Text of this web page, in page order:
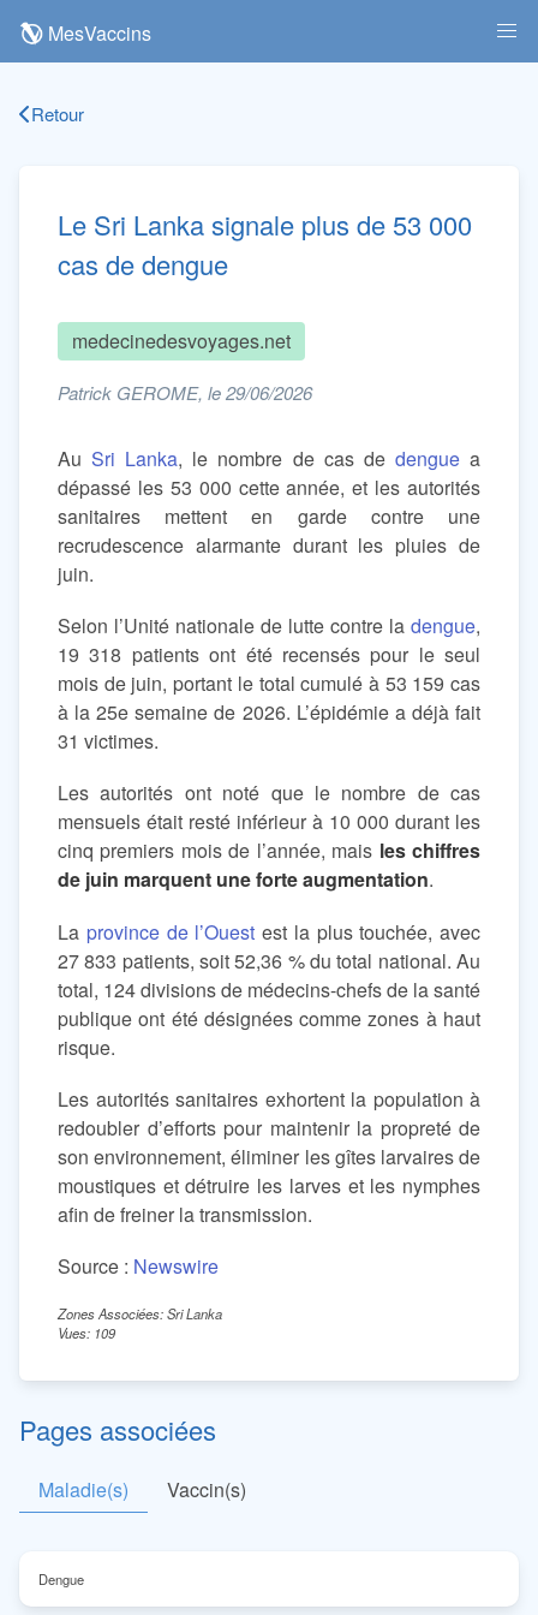
MesVaccins
Retour
Le Sri Lanka signale plus de 53 000
cas de dengue
medecinedesvoyages.net
Patrick GEROME, le 29/06/2026
AuSri Lanka, le nombre de cas de denguea
dépassé les 53 000 cette année, et les autorités
sanitaires mettent en garde contre une
recrudescence alarmante durant les pluies de
juin.
Selon l’Unité nationale de lutte contre la dengue,
19 318 patients ont été recensés pour le seul
mois de juin, portant le total cumulé à 53 159 cas
à la 25e semaine de 2026. L’épidémie a déjà fait
31 victimes.
Les autorités ont noté que le nombre de cas
mensuels était resté inférieur à 10 000 durant les
cinq premiers mois de l’année, mais les chiffres
de juin marquent une forte augmentation.
La province de l’Ouest est la plus touchée, avec
27 833 patients, soit 52,36 % du total national. Au
total, 124 divisions de médecins-chefs de la santé
publique ont été désignées comme zones à haut
risque.
Les autorités sanitaires exhortent la population à
redoubler d’efforts pour maintenir la propreté de
son environnement, éliminer les gîtes larvaires de
moustiques et détruire les larves et les nymphes
afin de freiner la transmission.
Source : Newswire
Zones Associées: Sri Lanka
Vues: 109
Pages associées
Maladie(s) Vaccin(s)
Dengue